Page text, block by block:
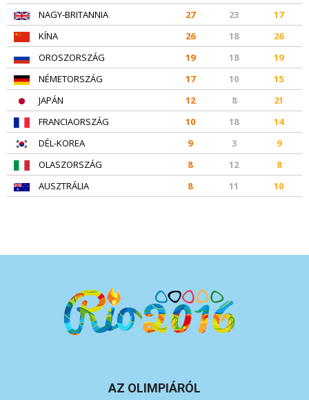
NAGY-BRITANNIA
27 23
17
KÍNA
26 18
26
OROSZORSZÁG
19 18
19
NÉMETORSZÁG
17 10
15
JAPÁN
12 8
21
FRANCIAORSZÁG
10 18
14
DÉL-KOREA
9 3
9
OLASZORSZÁG
8 12
8
AUSZTRÁLIA
8 11 10
AZ OLIMPIÁRÓL